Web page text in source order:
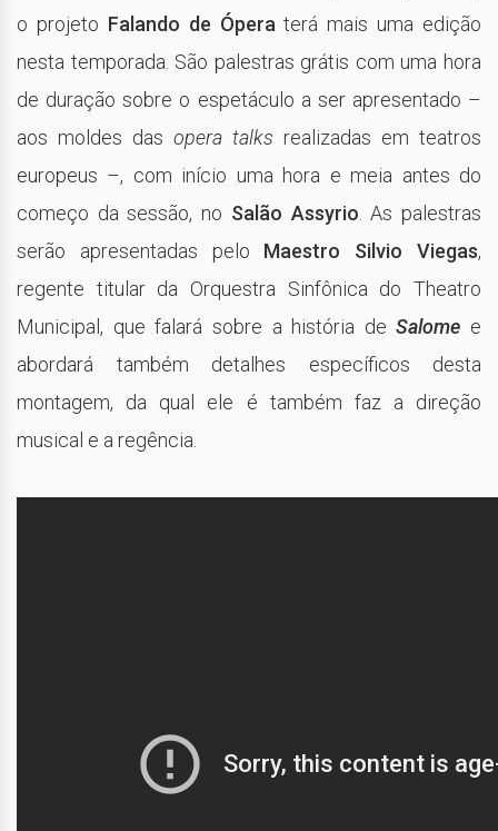
o projeto Falando de Ópera terá mais uma edição
nesta temporada. São palestras grátis com uma hora
de duração sobre o espetáculo a ser apresentado –
aos moldes das opera talks realizadas em teatros
europeus –, com início uma hora e meia antes do
começo da sessão, no Salão Assyrio . As palestras
serão apresentadas pelo Maestro Silvio Viegas,
regente titular da Orquestra Sinfônica do Theatro
Municipal, que falará sobre a história deSalome e
abordará também detalhes específicos desta
montagem, da qual ele é também faz a direção
musical e a regência.